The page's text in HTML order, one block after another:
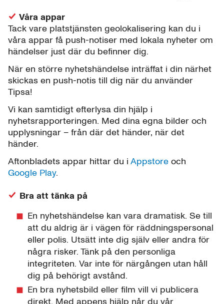
Våra appar
Tack vare platstjänsten geolokalisering kan du i
våra appar få push-notiser med lokala nyheter om
händelser just där du befinner dig.
När en större nyhetshändelse inträffat i din närhet
skickas en push-notis till dig när du använder
Tipsa!
Vi kan samtidigt efterlysa din hjälp i
nyhetsrapporteringen. Med dina egna bilder och
upplysningar – från där det händer, när det
händer.
Aftonbladets appar hittar du i Appstore och
Google Play.
Bra att tänka på
En nyhetshändelse kan vara dramatisk. Se till
att du aldrig är i vägen för räddningspersonal
eller polis. Utsätt inte dig själv eller andra för
några risker. Tänk på den personliga
integriteten. Var inte för närgången utan håll
dig på behörigt avstånd.
En bra nyhetsbild eller film vill vi publicera
direkt. Med appens hjälp når du vår